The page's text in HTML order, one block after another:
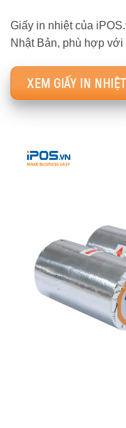
Giấy in nhiệt của
Nhật Bản, phù hợp
XEM GIẤY IN NHIỆT